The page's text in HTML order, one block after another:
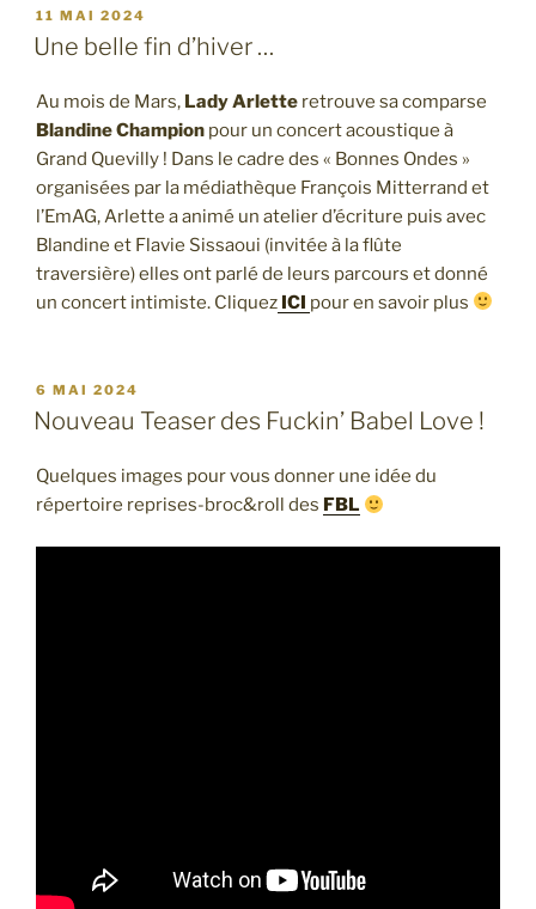
PUBLIÉ
LE
11 MAI 2024
Une belle fin d’hiver …
Au mois de Mars, Lady Arlette retrouve sa comparse
Blandine Champion pour un concert acoustique à
Grand Quevilly ! Dans le cadre des « Bonnes Ondes »
organisées par la médiathèque François Mitterrand et
l’EmAG, Arlette a animé un atelier d’écriture puis avec
Blandine et Flavie Sissaoui (invitée à la flûte
traversière) elles ont parlé de leurs parcours et donné
un concert intimiste. Cliquez ICI pour en savoir plus
PUBLIÉ
LE
6 MAI 2024
Nouveau Teaser des Fuckin’ Babel Love !
Quelques images pour vous donner une idée du
répertoire reprises-broc&roll des FBL